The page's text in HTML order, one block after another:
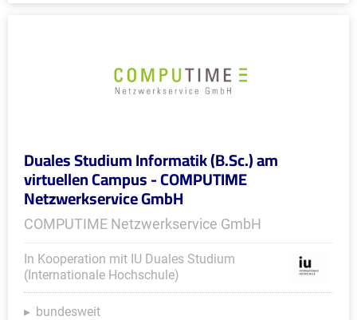
Duales Studium Informatik (B.Sc.) am
virtuellen Campus - COMPUTIME
Netzwerkservice GmbH
COMPUTIME Netzwerkservice GmbH
In Kooperation mit IU Duales Studium
(Internationale Hochschule)
bundesweit